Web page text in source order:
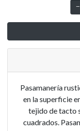
Pasamanería
en la superficie
tejido de tacto
cuadrados.